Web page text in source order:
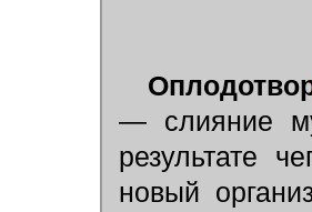
— слияние
результате
новый